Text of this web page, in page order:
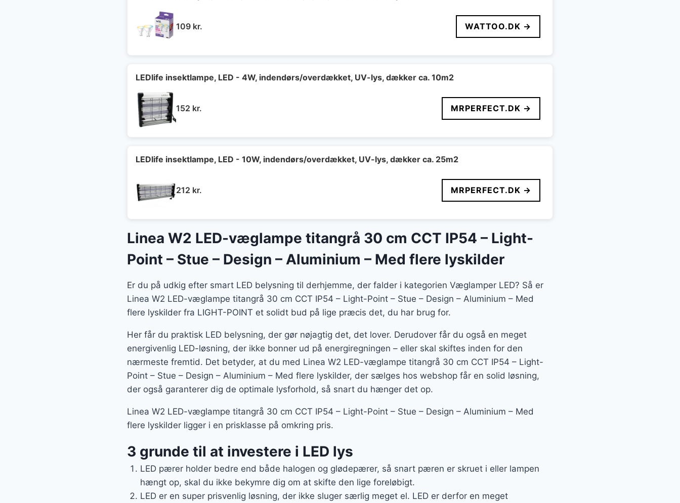
109 kr. WATTOO.DK →
LEDlife insektlampe, LED - 4W, indendørs/overdækket, UV-lys, dækker ca. 10m2
152 kr. MRPERFECT.DK →
LEDlife insektlampe, LED - 10W, indendørs/overdækket, UV-lys, dækker ca. 25m2
212 kr. MRPERFECT.DK →
Linea W2 LED-væglampe titangrå 30 cm CCT IP54 – Light-
Point – Stue – Design – Aluminium – Med flere lyskilder
Er du på udkig efter smart LED belysning til derhjemme, der falder i kategorien Væglamper LED? Så er
Linea W2 LED-væglampe titangrå 30 cm CCT IP54 – Light-Point – Stue – Design – Aluminium – Med
flere lyskilder fra LIGHT-POINT et solidt bud på lige præcis det, du har brug for.
Her får du praktisk LED belysning, der gør nøjagtig det, det lover. Derudover får du også en meget
energivenlig LED-løsning, der ikke bonner ud på energiregningen – eller skal skiftes inden for den
nærmeste fremtid. Det betyder, at du med Linea W2 LED-væglampe titangrå 30 cm CCT IP54 – Light-
Point – Stue – Design – Aluminium – Med flere lyskilder, der sælges hos webshop får en solid løsning,
der også garanterer dig de optimale lysforhold, så snart du hænger det op.
Linea W2 LED-væglampe titangrå 30 cm CCT IP54 – Light-Point – Stue – Design – Aluminium – Med
flere lyskilder ligger i en prisklasse på omkring pris.
3 grunde til at investere i LED lys
LED pærer holder bedre end både halogen og glødepærer, så snart pæren er skruet i eller lampen
hængt op, skal du ikke bekymre dig om at skifte den lige foreløbigt.
LED er en super prisvenlig løsning, der ikke sluger særlig meget el. LED er derfor en meget